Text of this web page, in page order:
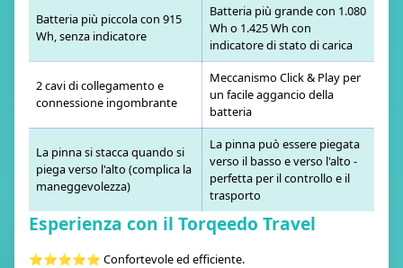
Batteria più piccola con 915
Wh, senza indicatore
Batteria più grande con 1.080
Wh o 1.425 Wh con
indicatore di stato di carica
2 cavi di collegamento e
connessione ingombrante
Meccanismo Click & Play per
un facile aggancio della
batteria
La pinna si stacca quando si
piega verso l'alto (complica la
maneggevolezza)
La pinna può essere piegata
verso il basso e verso l'alto -
perfetta per il controllo e il
trasporto
Esperienza con il Torqeedo Travel
⭐⭐⭐⭐⭐ Confortevole ed efficiente.